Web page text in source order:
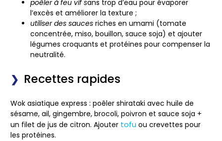
poêler à feu vif sans trop d’eau pour évaporer
l’excès et améliorer la texture ;
utiliser des sauces riches en umami (tomate
concentrée, miso, bouillon, sauce soja) et ajouter
légumes croquants et protéines pour compenser la
neutralité.
Recettes rapides
Wok asiatique express : poêler shirataki avec huile de
sésame, ail, gingembre, brocoli, poivron et sauce soja +
un filet de jus de citron. Ajouter tofu ou crevettes pour
les protéines.